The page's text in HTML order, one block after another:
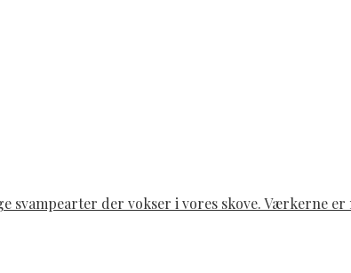
der vokser i vores skove. Værkerne